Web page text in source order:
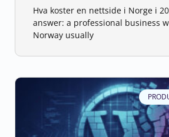
Hva koster en nettside i Norge i
answer: a professional business
Norway usually